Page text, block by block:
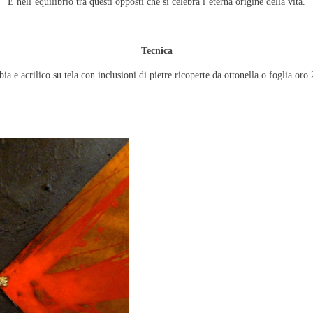
Tecnica
e acrilico su tela con inclusioni di pietre ricoperte da ottonella o foglia oro